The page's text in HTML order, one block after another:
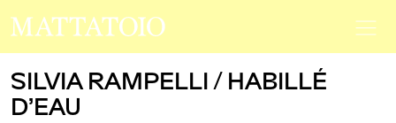
SILVIA RAMPELLI / HABILLÉ
D’EAU